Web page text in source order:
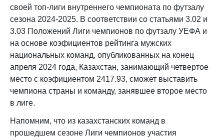
своей топ-лиги внутреннего чемпионата по футзалу
сезона 2024-2025. В соответствии со статьями 3.02 и
3.03 Положений Лиги чемпионов по футзалу УЕФА и
на основе коэфициентов рейтинга мужских
национальных команд, опубликованных на конец
апреля 2024 года, Казахстан, занимающий четвертое
место с коэфициентом 2417.93, сможет выставить
чемпиона страны и команду, занявшее второе место
в лиге.
Напомним, что из казахстанских команд в
прошедшем сезоне Лиги чемпионов участия